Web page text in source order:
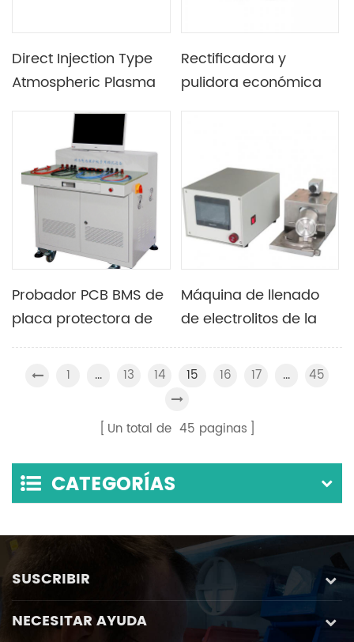
Direct Injection Type
Atmospheric Plasma
Cleaning Machine or
Plasma Surface
Treatment Equipment
for Dispensing or Lens
Rectificadora y
pulidora económica
diamantes - EQ-
Unipol-800-LD
Probador PCB BMS de
placa protectora de
paquete de batería de
la serie 1-24 / 32 con
computadora para
batería de litio
Máquina de llenado
de electrolitos de la
batería de una sola
cabeza
1 ... 13 14 15 16 17 ... 45
Un total de 45 paginas
CATEGORÍAS
SUSCRIBIR
NECESITAR AYUDA